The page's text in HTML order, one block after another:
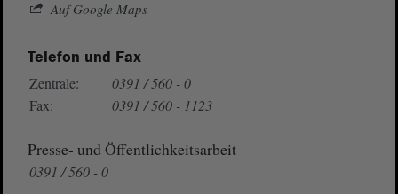
Auf Google Maps
Telefon und Fax
Zentrale:
0391 / 560 - 0
Fax:
0391 / 560 - 1123
Presse- und Öffentlichkeitsarbeit
0391 / 560 - 0